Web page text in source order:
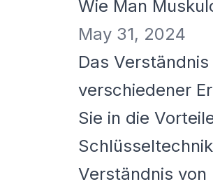
Wie Man
May 31, 2024
Das
verschiedener
Sie in die
Verständnis von